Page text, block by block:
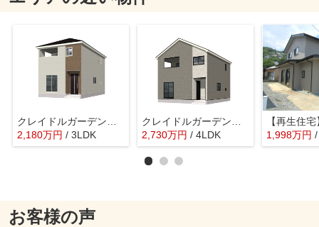
2,180万円 / 3LDK
2,730万円 / 4LDK 1,998万円
お客様の声